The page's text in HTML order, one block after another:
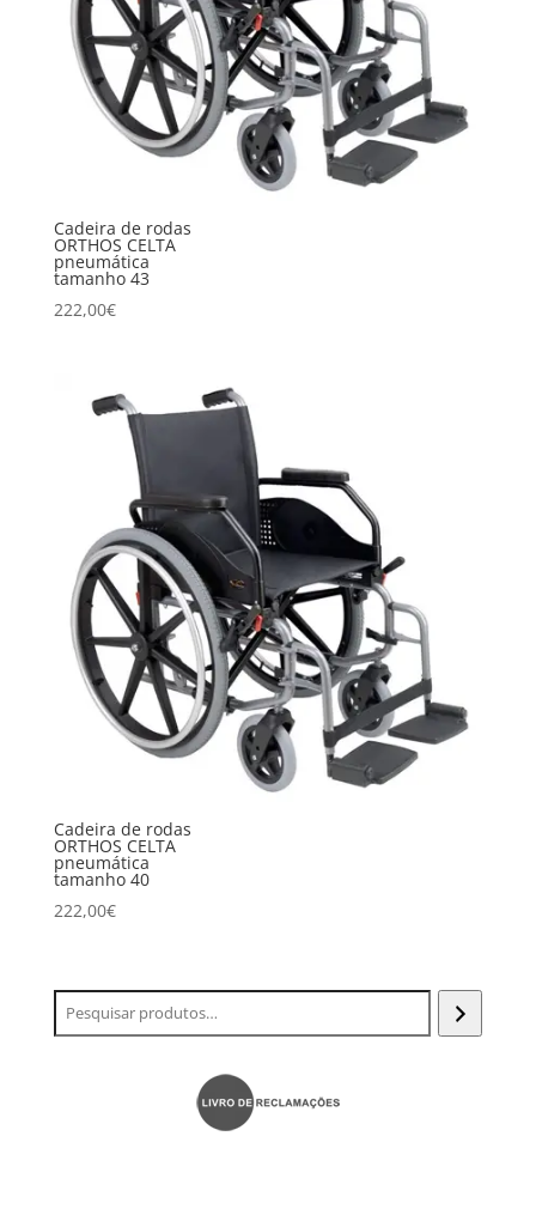
Cadeira de rodas
ORTHOS CELTA
pneumática
tamanho 43
222,00€
Cadeira de rodas
ORTHOS CELTA
pneumática
tamanho 40
222,00€